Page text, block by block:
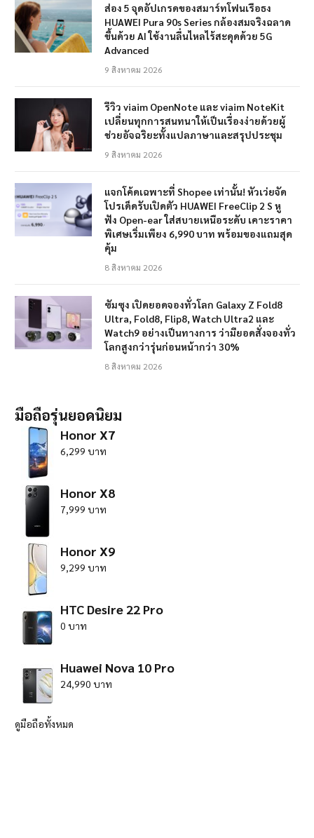
ส่อง 5 จุดอัปเกรดของสมาร์ทโฟนเรือธง
HUAWEI Pura 90s Series กล้องสมจริงฉลาด
ขึ้นด้วย AI ใช้งานลื่นไหลไร้สะดุดด้วย 5G
Advanced
9 สิงหาคม 2026
รีวิว viaim OpenNote และ viaim NoteKit
เปลี่ยนทุกการสนทนาให้เป็นเรื่องง่ายด้วยผู้
ช่วยอัจฉริยะทั้งแปลภาษาและสรุปประชุม
9 สิงหาคม 2026
แจกโค้ดเฉพาะที่ Shopee เท่านั้น! หัวเว่ยจัด
โปรเด็ดรับเปิดตัว HUAWEI FreeClip 2 S หู
ฟัง Open-ear ใส่สบายเหนือระดับ เคาะราคา
พิเศษเริ่มเพียง 6,990 บาท พร้อมของแถมสุด
คุ้ม
8 สิงหาคม 2026
ซัมซุง เปิดยอดจองทั่วโลก Galaxy Z Fold8
Ultra, Fold8, Flip8, Watch Ultra2 และ
Watch9 อย่างเป็นทางการ ว่ามียอดสั่งจองทั่ว
โลกสูงกว่ารุ่นก่อนหน้ากว่า 30%
8 สิงหาคม 2026
มือถือรุ่นยอดนิยม
Honor X7
6,299 บาท
Honor X8
7,999 บาท
Honor X9
9,299 บาท
HTC Desire 22 Pro
0 บาท
Huawei Nova 10 Pro
24,990 บาท
ดูมือถือทั้งหมด